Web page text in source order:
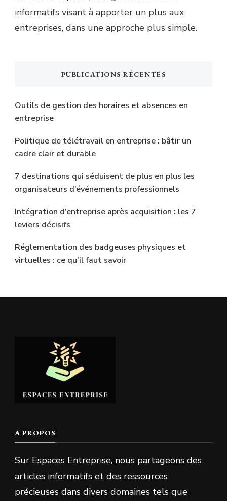
informatifs visant à apporter un plus aux
entreprises, dans une approche plus simple.
PUBLICATIONS RÉCENTES
Outils de gestion des horaires et absences en
entreprise
Politique de télétravail en entreprise : bâtir un
cadre clair et durable
7 destinations qui séduisent de plus en plus les
organisateurs d’événements professionnels
Intégration d’entreprise après acquisition : les 7
leviers décisifs
Réglementation des badgeuses physiques et
virtuelles : ce qu’il faut savoir
A PROPOS
Sur Espaces Entreprise, nous partageons des
articles informatifs et des ressources
précieuses dans divers domaines tels que